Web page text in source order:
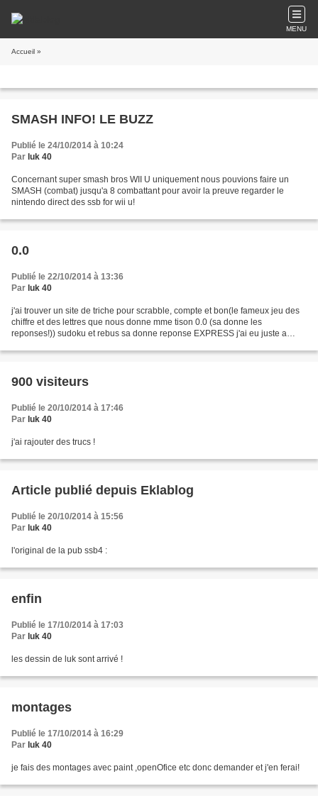
MENU
Accueil »
SMASH INFO! LE BUZZ
Publié le 24/10/2014 à 10:24
Par luk 40
Concernant super smash bros WII U uniquement nous pouvions faire un
SMASH (combat) jusqu'a 8 combattant pour avoir la preuve regarder le
nintendo direct des ssb for wii u!
0.0
Publié le 22/10/2014 à 13:36
Par luk 40
j'ai trouver un site de triche pour scrabble, compte et bon(le fameux jeu des
chiffre et des lettres que nous donne mme tison 0.0 (sa donne les
reponses!)) sudoku et rebus sa donne reponse EXPRESS j'ai eu juste a
900 visiteurs
Publié le 20/10/2014 à 17:46
Par luk 40
j'ai rajouter des trucs !
Article publié depuis Eklablog
Publié le 20/10/2014 à 15:56
Par luk 40
l'original de la pub ssb4 :
enfin
Publié le 17/10/2014 à 17:03
Par luk 40
les dessin de luk sont arrivé !
montages
Publié le 17/10/2014 à 16:29
Par luk 40
je fais des montages avec paint ,openOfice etc donc demander et j'en ferai!